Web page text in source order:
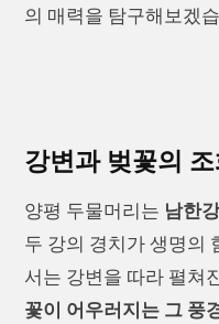
의 매력을 탐구해보겠
강변과 벚꽃의
양평 두물머리는 남한
두 강의 경치가 생명의
서는 강변을 따라 펼쳐
꽃이 어우러지는 그 풍